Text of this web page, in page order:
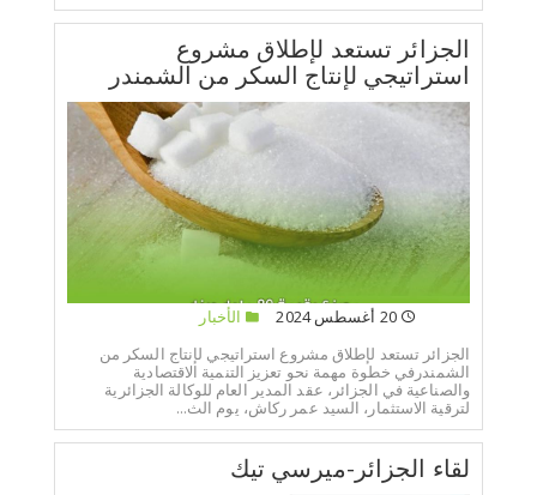
الجزائر تستعد لإطلاق مشروع
استراتيجي لإنتاج السكر من الشمندر
20 أغسطس 2024
الأخبار
الجزائر تستعد لإطلاق مشروع استراتيجي لإنتاج السكر من
الشمندرفي خطوة مهمة نحو تعزيز التنمية الاقتصادية
والصناعية في الجزائر، عقد المدير العام للوكالة الجزائرية
لترقية الاستثمار، السيد عمر ركاش، يوم الث...
لقاء الجزائر-ميرسي تيك